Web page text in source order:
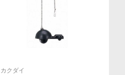
カクダイ